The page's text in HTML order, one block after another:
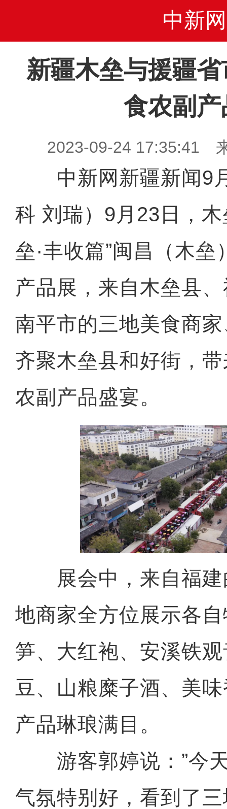
中新网
新疆木垒与援疆
食农副产
2023-09-24 17:35:41
中新网新疆新闻9
科 刘瑞）9月23日，
垒·丰收篇”闽昌（木
产品展，来自木垒县
南平市的三地美食商
齐聚木垒县和好街，
农副产品盛宴。
展会中，来自福建
地商家全方位展示各
笋、大红袍、安溪铁
豆、山粮糜子酒、美
产品琳琅满目。
游客郭婷说：”今天
气氛特别好，看到了